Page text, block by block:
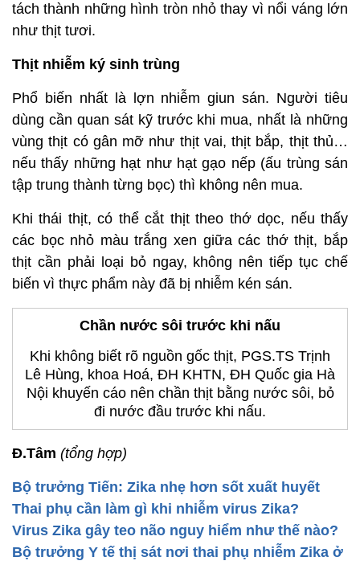
tách thành những hình tròn nhỏ thay vì nổi váng lớn
như thịt tươi.
Thịt nhiễm ký sinh trùng
Phổ biến nhất là lợn nhiễm giun sán. Người tiêu
dùng cần quan sát kỹ trước khi mua, nhất là những
vùng thịt có gân mỡ như thịt vai, thịt bắp, thịt thủ…
nếu thấy những hạt như hạt gạo nếp (ấu trùng sán
tập trung thành từng bọc) thì không nên mua.
Khi thái thịt, có thể cắt thịt theo thớ dọc, nếu thấy
các bọc nhỏ màu trắng xen giữa các thớ thịt, bắp
thịt cần phải loại bỏ ngay, không nên tiếp tục chế
biến vì thực phẩm này đã bị nhiễm kén sán.
Chần nước sôi trước khi nấu
Khi không biết rõ nguồn gốc thịt, PGS.TS Trịnh
Lê Hùng, khoa Hoá, ĐH KHTN, ĐH Quốc gia Hà
Nội khuyến cáo nên chần thịt bằng nước sôi, bỏ
đi nước đầu trước khi nấu.
Đ.Tâm (tổng hợp)
Bộ trưởng Tiến: Zika nhẹ hơn sốt xuất huyết
Thai phụ cần làm gì khi nhiễm virus Zika?
Virus Zika gây teo não nguy hiểm như thế nào?
Bộ trưởng Y tế thị sát nơi thai phụ nhiễm Zika ở